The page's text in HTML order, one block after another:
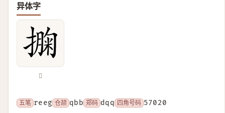
异体字
𢵁
五笔 reeg 仓颉 qbb 郑码 dqq 四角号码 57020